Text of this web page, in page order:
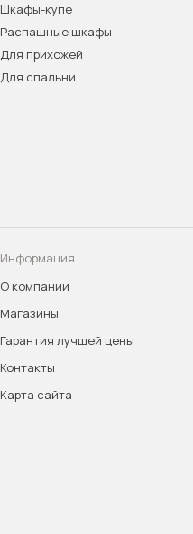
Шкафы-купе
Распашные шкафы
Для прихожей
Для спальни
Информация
О компании
Магазины
Гарантия лучшей цены
Контакты
Карта сайта